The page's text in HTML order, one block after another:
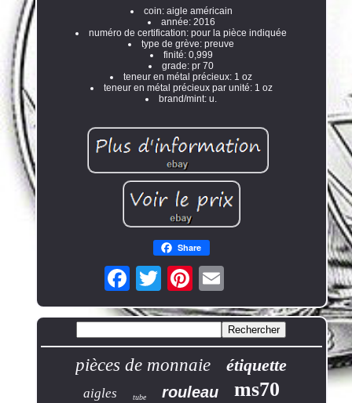
coin: aigle américain
année: 2016
numéro de certification: pour la pièce indiquée
type de grève: preuve
finité: 0,999
grade: pr 70
teneur en métal précieux: 1 oz
teneur en métal précieux par unité: 1 oz
brand/mint: u.
Share
pièces de monnaie étiquette
aigles tube rouleau ms70